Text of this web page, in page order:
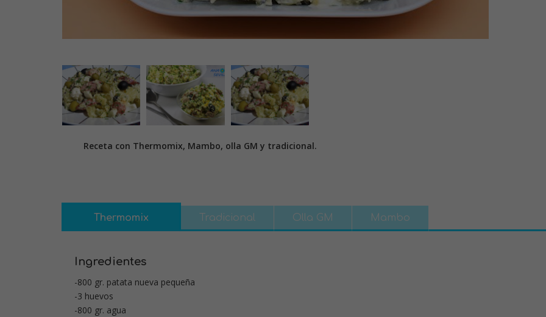
Receta con Thermomix, Mambo, olla GM y tradicional.
Thermomix Tradicional Olla GM Mambo
Ingredientes
-800 gr. patata nueva pequeña
-3 huevos
-800 gr. agua